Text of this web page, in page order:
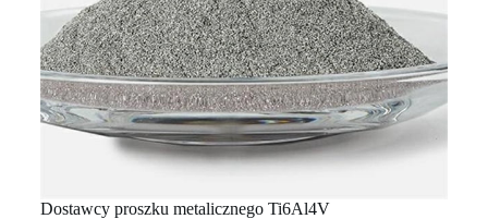
Dostawcy proszku metalicznego Ti6Al4V